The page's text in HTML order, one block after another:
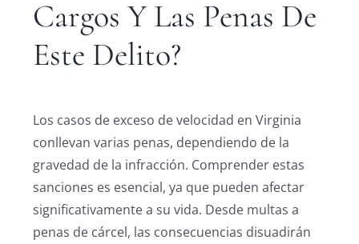
Cargos Y Las Penas De
Este Delito?
Los casos de exceso de velocidad en Virginia
conllevan varias penas, dependiendo de la
gravedad de la infracción. Comprender estas
sanciones es esencial, ya que pueden afectar
significativamente a su vida. Desde multas a
penas de cárcel, las consecuencias disuadirán